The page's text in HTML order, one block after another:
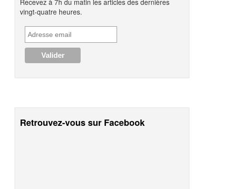
Recevez à 7h du matin les articles des dernières
vingt-quatre heures.
Retrouvez-vous sur Facebook